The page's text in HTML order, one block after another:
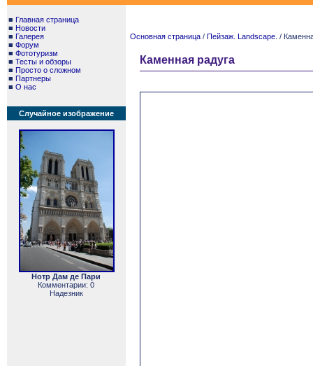
■ Главная страница
■ Новости
■ Галерея
■ Форум
■ Фототуризм
■ Тесты и обзоры
■ Просто о сложном
■ Партнеры
■ О нас
Случайное изображение
Нотр Дам де Пари
Комментарии: 0
Надезник
Основная страница / Пейзаж. Landscape. /
Каменная радуга